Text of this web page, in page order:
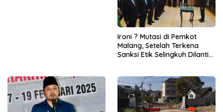
Ironi ? Mutasi di Pemkot
Malang, Setelah Terkena
Sanksi Etik Selingkuh Dilantik,